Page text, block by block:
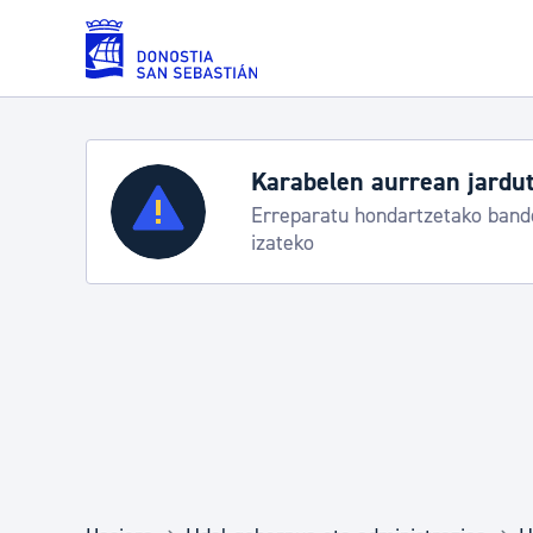
Eduki nagusira joan
Zerbitzuak
Errolda eta gai pertsonalak
Karabelen aurrean
Erreparatu hondartzetako
izateko